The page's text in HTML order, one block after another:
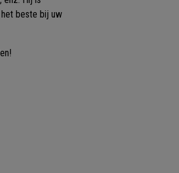
beste bij uw